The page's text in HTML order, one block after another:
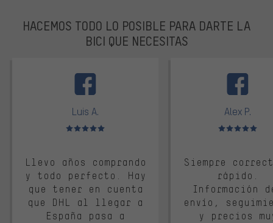
HACEMOS TODO LO POSIBLE PARA DARTE LA
BICI QUE NECESITAS
Luis A.
Valoración media: 5 de 5
Llevo años comprando
y todo perfecto. Hay
que tener en cuenta
que DHL al llegar a
España pasa a
Alex P.
Valoración
Siempre
rápido.
Información
envío,
y precios